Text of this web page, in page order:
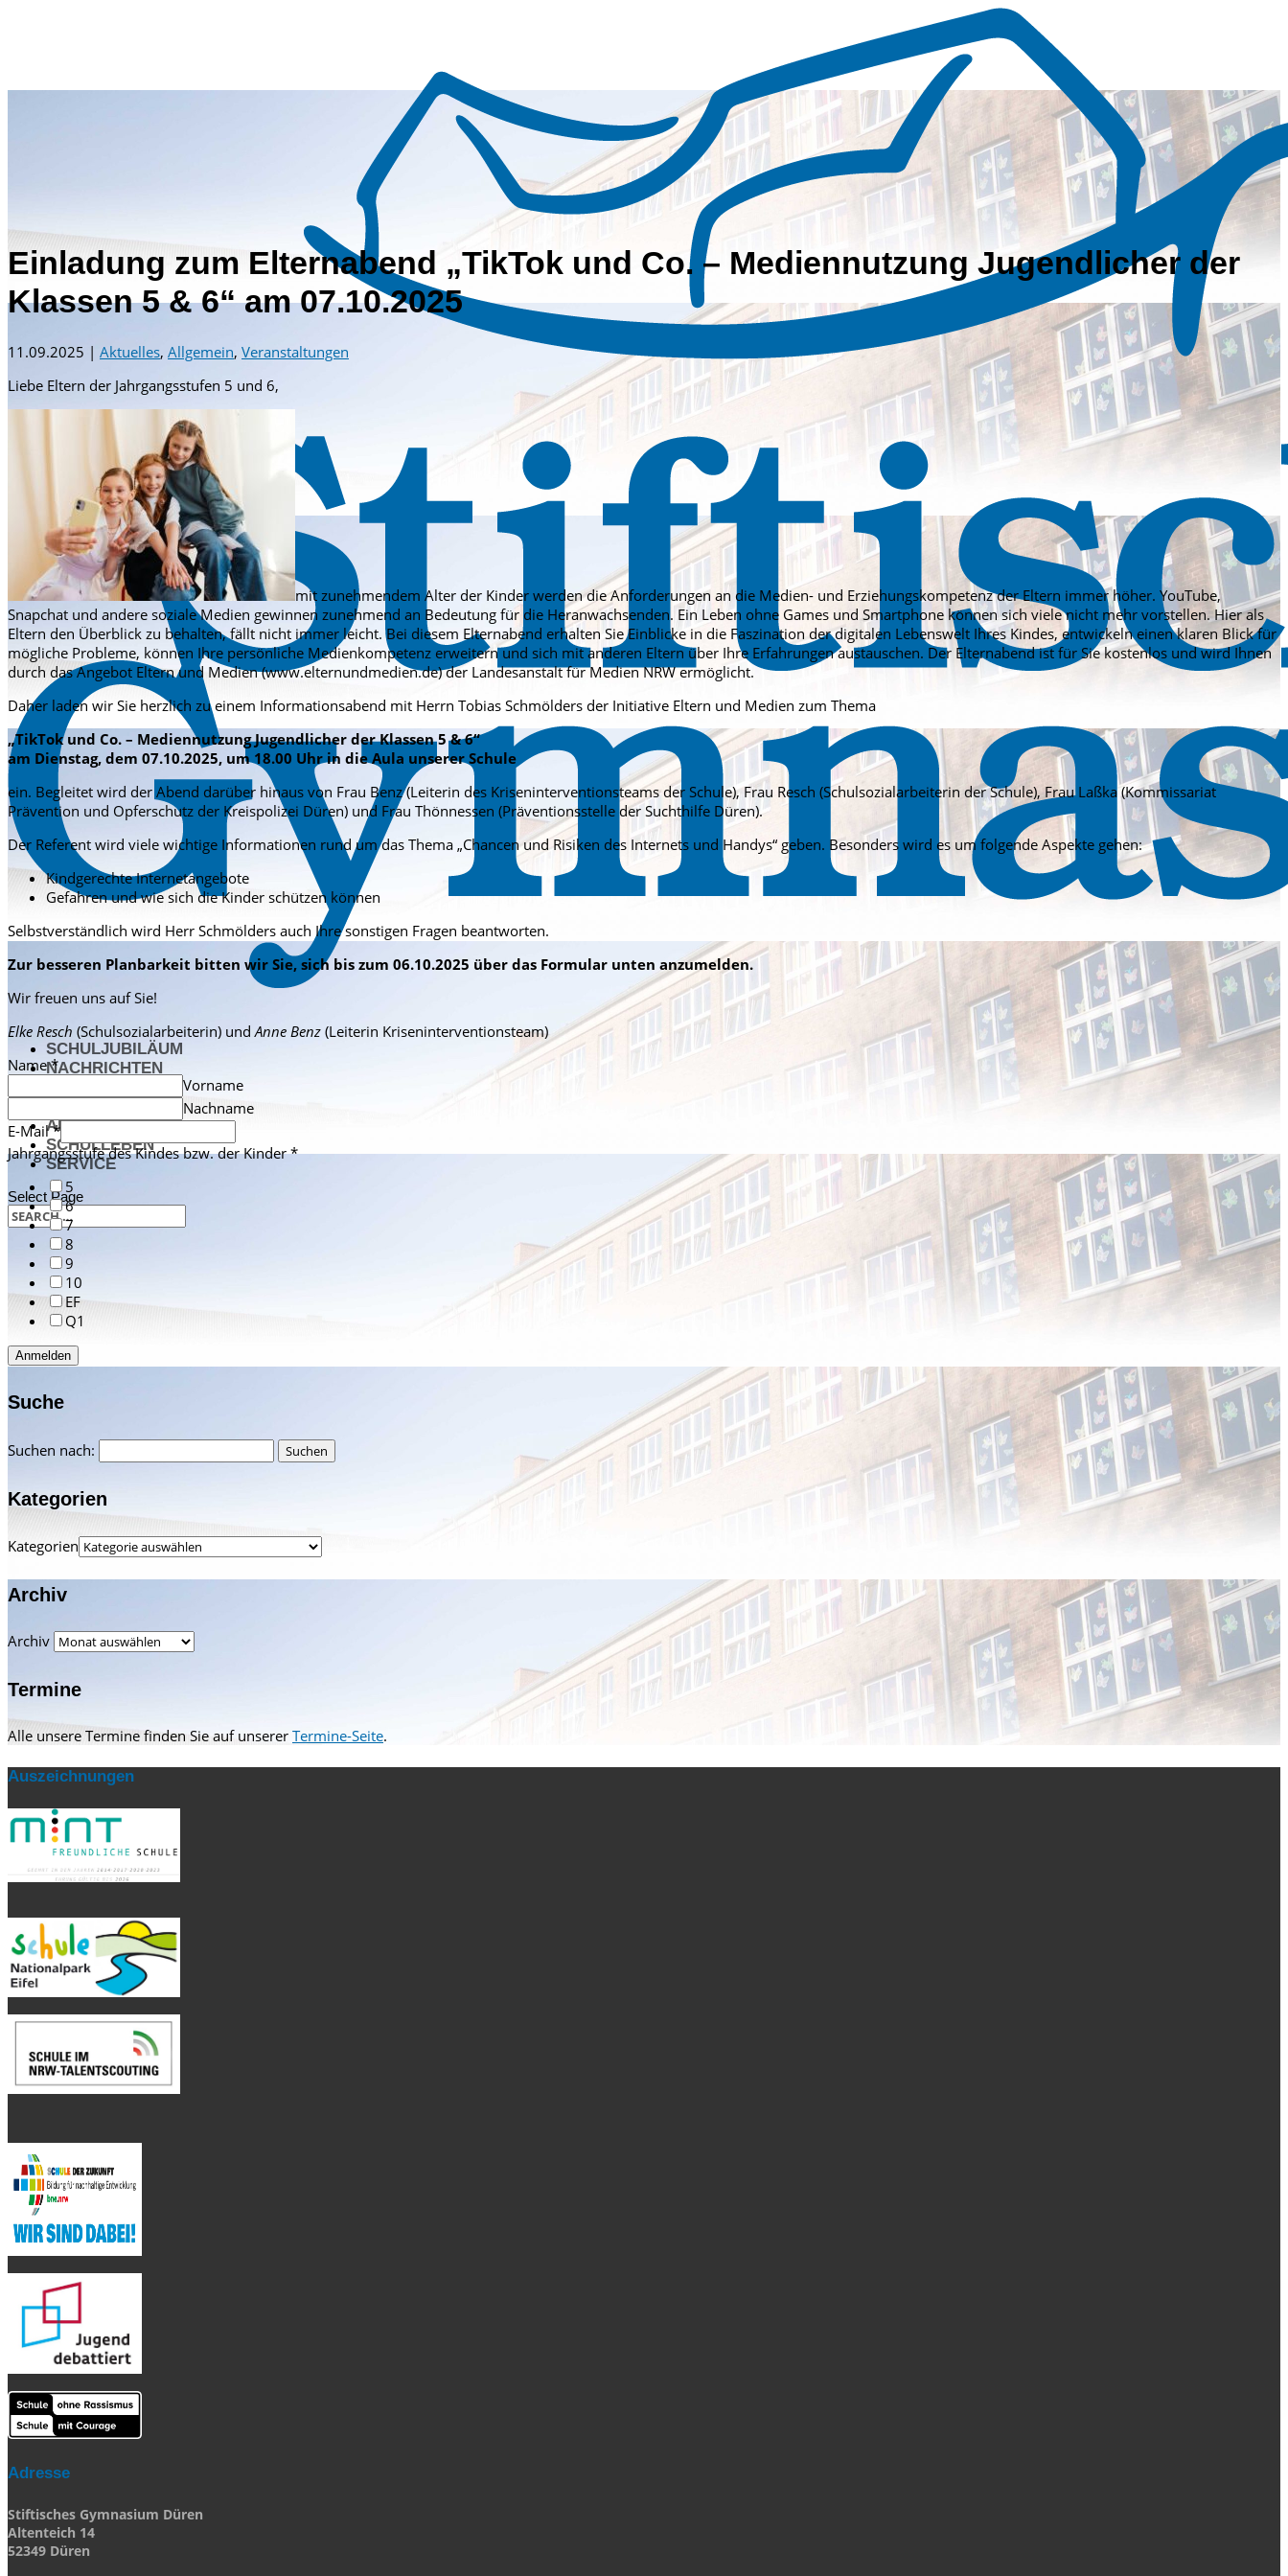
SCHULJUBILÄUM
NACHRICHTEN
ANGEBOTE
SCHULLEBEN
SERVICE
Select Page
Einladung zum Elternabend „TikTok und Co. – Mediennutzung Jugendlicher der
Klassen 5 & 6“ am 07.10.2025
11.09.2025 | Aktuelles, Allgemein, Veranstaltungen
Liebe Eltern der Jahrgangsstufen 5 und 6,
mit zunehmendem Alter der Kinder werden die Anforderungen an die Medien- und Erziehungskompetenz der Eltern immer höher. YouTube,
Snapchat und andere soziale Medien gewinnen zunehmend an Bedeutung für die Heranwachsenden. Ein Leben ohne Games und Smartphone können sich viele nicht mehr vorstellen. Hier als
Eltern den Überblick zu behalten, fällt nicht immer leicht. Bei diesem Elternabend erhalten Sie Einblicke in die Faszination der digitalen Lebenswelt Ihres Kindes, entwickeln einen klaren Blick für
mögliche Probleme, können Ihre persönliche Medienkompetenz erweitern und sich mit anderen Eltern über Ihre Erfahrungen austauschen. Der Elternabend ist für Sie kostenlos und wird Ihnen
durch das Angebot Eltern und Medien (www.elternundmedien.de) der Landesanstalt für Medien NRW ermöglicht.
Daher laden wir Sie herzlich zu einem Informationsabend mit Herrn Tobias Schmölders der Initiative Eltern und Medien zum Thema
„TikTok und Co. – Mediennutzung Jugendlicher der Klassen 5 & 6“
am Dienstag, dem 07.10.2025, um 18.00 Uhr in die Aula unserer Schule
ein. Begleitet wird der Abend darüber hinaus von Frau Benz (Leiterin des Kriseninterventionsteams der Schule), Frau Resch (Schulsozialarbeiterin der Schule), Frau Laßka (Kommissariat
Prävention und Opferschutz der Kreispolizei Düren) und Frau Thönnessen (Präventionsstelle der Suchthilfe Düren).
Der Referent wird viele wichtige Informationen rund um das Thema „Chancen und Risiken des Internets und Handys“ geben. Besonders wird es um folgende Aspekte gehen:
Kindgerechte Internetangebote
Gefahren und wie sich die Kinder schützen können
Selbstverständlich wird Herr Schmölders auch Ihre sonstigen Fragen beantworten.
Zur besseren Planbarkeit bitten wir Sie, sich bis zum 06.10.2025 über das Formular unten anzumelden.
Wir freuen uns auf Sie!
Elke Resch (Schulsozialarbeiterin) undAnne Benz (Leiterin Kriseninterventionsteam)
Name*
Vorname
Nachname
E-Mail*
Jahrgangsstufe des Kindes bzw. der Kinder*
5
6
7
8
9
10
EF
Q1
Anmelden
Suche
Suchen nach:
Kategorien
Kategorien
Archiv
Archiv
Termine
Alle unsere Termine finden Sie auf unserer Termine-Seite.
Auszeichnungen
Adresse
Stiftisches Gymnasium Düren
Altenteich 14
52349 Düren